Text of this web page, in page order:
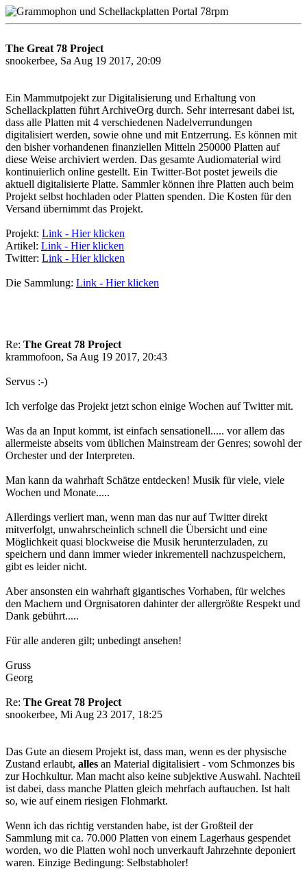
The Great 78 Project
snookerbee, Sa Aug 19 2017, 20:09
Ein Mammutpojekt zur Digitalisierung und Erhaltung von
Schellackplatten führt ArchiveOrg durch. Sehr interresant dabei ist,
dass alle Platten mit 4 verschiedenen Nadelverrundungen
digitalisiert werden, sowie ohne und mit Entzerrung. Es können mit
den bisher vorhandenen finanziellen Mitteln 250000 Platten auf
diese Weise archiviert werden. Das gesamte Audiomaterial wird
kontinuierlich online gestellt. Ein Twitter-Bot postet jeweils die
aktuell digitalisierte Platte. Sammler können ihre Platten auch beim
Projekt selbst hochladen oder Platten spenden. Die Kosten für den
Versand übernimmt das Projekt.
Projekt: Link - Hier klicken
Artikel: Link - Hier klicken
Twitter: Link - Hier klicken
Die Sammlung: Link - Hier klicken
Re: The Great 78 Project
krammofoon, Sa Aug 19 2017, 20:43
Servus :-)
Ich verfolge das Projekt jetzt schon einige Wochen auf Twitter mit.
Was da an Input kommt, ist einfach sensationell..... vor allem das
allermeiste abseits vom üblichen Mainstream der Genres; sowohl der
Orchester und der Interpreten.
Man kann da wahrhaft Schätze entdecken! Musik für viele, viele
Wochen und Monate.....
Allerdings verliert man, wenn man das nur auf Twitter direkt
mitverfolgt, unwahrscheinlich schnell die Übersicht und eine
Möglichkeit quasi blockweise die Musik herunterzuladen, zu
speichern und dann immer wieder inkrementell nachzuspeichern,
gibt es leider nicht.
Aber ansonsten ein wahrhaft gigantisches Vorhaben, für welches
den Machern und Orgnisatoren dahinter der allergrößte Respekt und
Dank gebührt.....
Für alle anderen gilt; unbedingt ansehen!
Gruss
Georg
Re: The Great 78 Project
snookerbee, Mi Aug 23 2017, 18:25
Das Gute an diesem Projekt ist, dass man, wenn es der physische
Zustand erlaubt, alles an Material digitalisiert - vom Schmonzes bis
zur Hochkultur. Man macht also keine subjektive Auswahl. Nachteil
ist dabei, dass manche Platten gleich mehrfach auftauchen. Ist halt
so, wie auf einem riesigen Flohmarkt.
Wenn ich das richtig verstanden habe, ist der Großteil der
Sammlung mit ca. 70.000 Platten von einem Lagerhaus gespendet
worden, wo die Platten wohl noch unverkauft Jahrzehnte deponiert
waren. Einzige Bedingung: Selbstabholer!